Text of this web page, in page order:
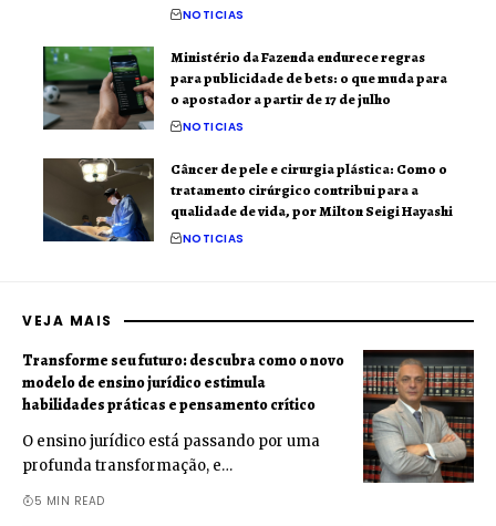
NOTICIAS
Ministério da Fazenda endurece regras
para publicidade de bets: o que muda para
o apostador a partir de 17 de julho
NOTICIAS
Câncer de pele e cirurgia plástica: Como o
tratamento cirúrgico contribui para a
qualidade de vida, por Milton Seigi Hayashi
NOTICIAS
VEJA MAIS
Transforme seu futuro: descubra como o novo
modelo de ensino jurídico estimula
habilidades práticas e pensamento crítico
O ensino jurídico está passando por uma
profunda transformação, e…
5 MIN READ